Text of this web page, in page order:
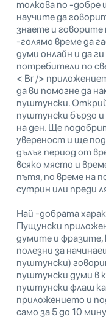
толкова по -добре
научите да
знаете и
-голямо време да
думи онлайн и да
потребители по
< Br />
да ви помогне да
пуштунски.
пуштунски бързо
на ден. Ще
увереност и ще
дълъг период от
всяко място и
пътя, по време на
сутрин или преди
Най -добрата
Пущунски
думите и фразите,
полезни за
пуштунски)
пуштунски думи в
пуштунски флаш
приложението и
само за 5 до 10